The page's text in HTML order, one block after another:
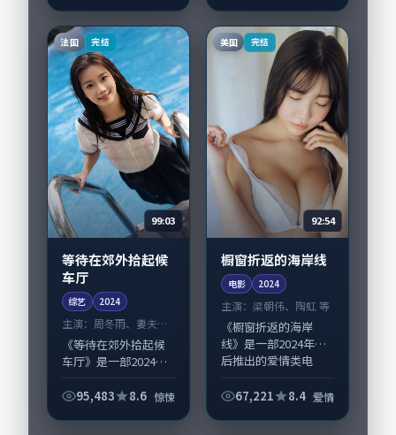
与重要戏份。故事围
绕当代都市中的抉择
与...
法国 完结
99:03
等待在郊外拾起候
车厅
综艺 2024
主演： 周冬雨、妻夫木
聪 等
《等待在郊外拾起候
车厅》是一部2024年
艺，由黑泽清执导，
95,483 8.6 惊悚
美国 完结
92:54
橱窗折返的海岸线
电影 2024
主演：梁朝伟、陶虹 等
《橱窗折返的海岸
线》是一部2024年前
后推出的爱情类电
朝伟、陶虹，段奕
67,221 8.4 爱情